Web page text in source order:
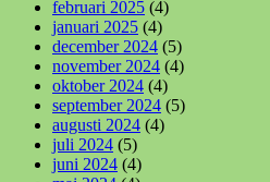
februari 2025 (4)
januari 2025 (4)
december 2024 (5)
november 2024 (4)
oktober 2024 (4)
september 2024 (5)
augusti 2024 (4)
juli 2024 (5)
juni 2024 (4)